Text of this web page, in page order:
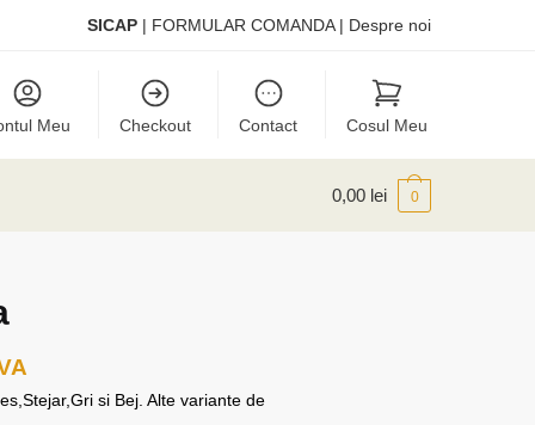
SICAP | FORMULAR COMANDA| Despre noi
Meu Checkout Contact Cosul Meu
0,00 lei 0
si Bej. Alte variante de